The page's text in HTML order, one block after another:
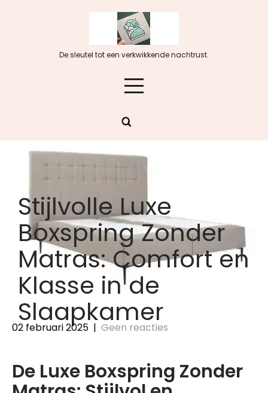
De sleutel tot een verkwikkende nachtrust.
Stijlvolle Luxe
Boxspring Zonder
Matras: Comfort en
Klasse in de
Slaapkamer
02 februari 2025 | Geen reacties
De Luxe Boxspring Zonder